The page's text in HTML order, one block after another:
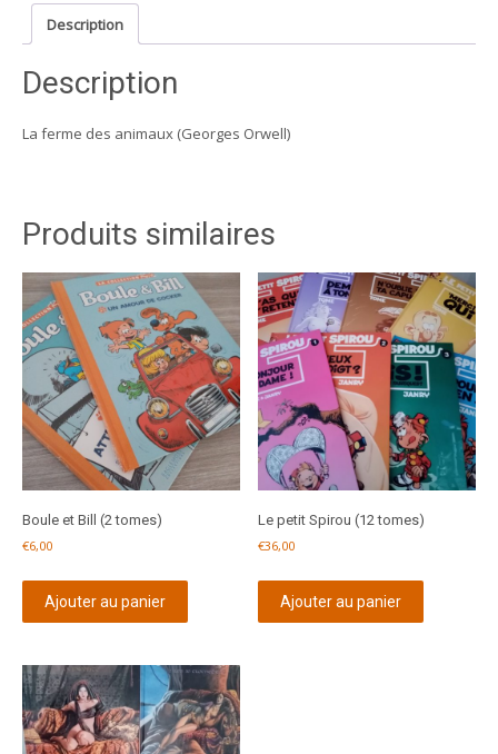
Description
Description
La ferme des animaux (Georges Orwell)
Produits similaires
Boule et Bill (2 tomes)
€6,00
Ajouter au panier
Le petit Spirou (12 tomes)
€36,00
Ajouter au panier